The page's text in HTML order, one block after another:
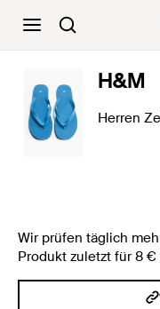
H&M
Herren
Wir prüfen täglich
Produkt zuletzt für 8